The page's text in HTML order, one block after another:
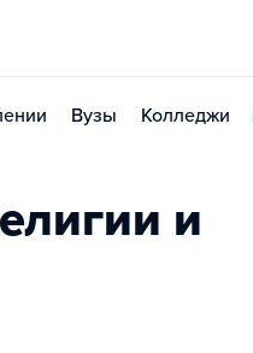
Вузы Колледжи
и